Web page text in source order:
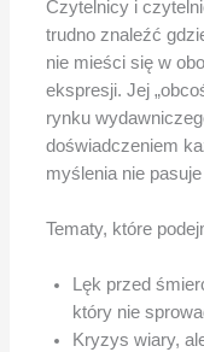
Czytelnicy i
trudno znaleźć
nie mieści się w
ekspresji. Jej
rynku
doświadczeniem
myślenia nie
Tematy, które
Lęk przed
który nie
Kryzys wiary,